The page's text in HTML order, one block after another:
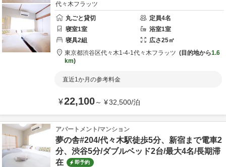
代々木フラッツ
丸ごと貸切
定員4名
寝室1室 浴室1室
寝具2組 広さ25㎡
東京都渋谷区代々木1-4-1代々木フラッツ 目的地から1.6
km
直近1か月の参考料金
¥22,100～ ¥32,500/泊
アパートメント/マンション
夢の舎#204/代々木駅徒歩5分、新宿まで電車2
分、渋谷5分/ダブルベッド2台/最大4名/長期滞
在
即予約